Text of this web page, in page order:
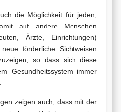
die Möglichkeit für jeden,
auf andere Menschen
Ärzte, Einrichtungen)
förderliche Sichtweisen
so dass sich diese
Gesundheitssystem immer
zeigen auch, dass mit der